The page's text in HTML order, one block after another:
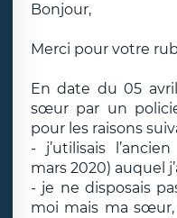
Bonjour,
Merci pour votre
En date du 05
sœur par un
pour les raisons
- j’utilisais
mars 2020) auquel
- je ne disposais
moi mais ma